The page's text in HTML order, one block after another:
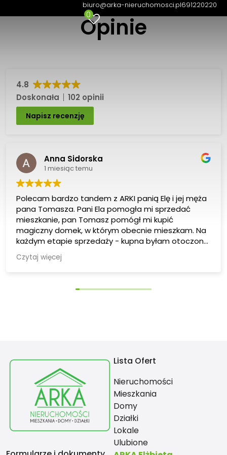
biuro@arka-nieruchomosci.pl691220220
0
Opinie
4.8
Doskonała
102 opinii
Napisz recenzję
Anna Sidorska
1 miesiąc temu
Polecam bardzo tandem z ARKI panią Elę i jej męża
pana Tomasza. Pani Ela pomogła mi sprzedać
mieszkanie, pan Tomasz pomógł mi kupić
magiczny domek, w którym obecnie mieszkam. Na
każdym etapie sprzedaży - kupna byłam otoczona
fachową i życzliwą opieką. Bardzo dzìękuję i jeszcze
Czytaj więcej
Lista Ofert
Nieruchomości
Mieszkania
Domy
Działki
Lokale
Ulubione